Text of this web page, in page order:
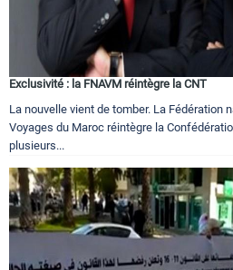
Exclusivité : la FNAVM réintègre la CNT
La nouvelle vient de tomber. La Fédération
Voyages du Maroc réintègre la
plusieurs...